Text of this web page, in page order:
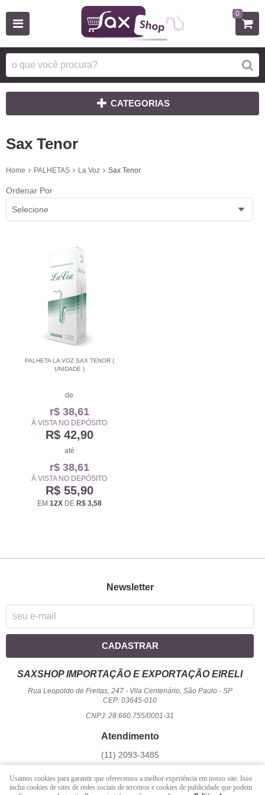
0
CATEGORIAS
Sax Tenor
Home PALHETAS La Voz Sax Tenor
Ordenar Por
Selecione
PALHETA LA VOZ SAX TENOR (
UNIDADE )
de
r$ 38,61
À VISTA NO DEPÓSITO
R$ 42,90
até
r$ 38,61
À VISTA NO DEPÓSITO
R$ 55,90
EM 12XDE R$ 3,58
Newsletter
CADASTRAR
SAXSHOP IMPORTAÇÃO E EXPORTAÇÃO EIRELI
Rua Leopoldo de Freitas, 247- Vila Centenário, São Paulo- SP
CEP: 03645-010
CNPJ: 28.660.755/0001-31
Atendimento
(11) 2093-3485
Seg a Sex - 09 hrs às 17:00 hrs / Sáb - 09 hrs às 13 hrs.
Usamos cookies para garantir que oferecemos a melhor experiência em nosso site. Isso
inclui cookies de sites de redes sociais de terceiros e cookies de publicidade que podem